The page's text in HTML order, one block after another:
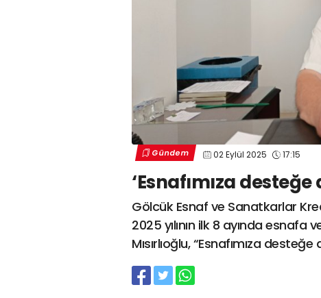
Gündem 02 Eylül 2025 17:15
‘Esnafımıza
Gölcük Esnaf ve Sanatkarlar
2025 yılının ilk 8 ayında
Mısırlıoğlu, “Esnafımıza